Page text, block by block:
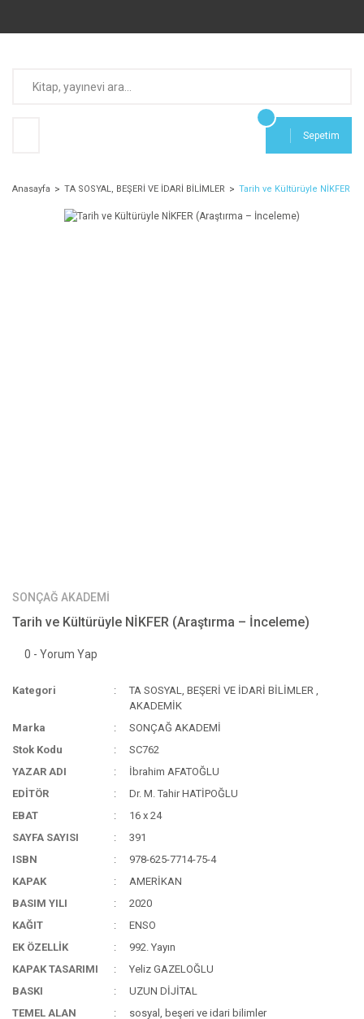
Sepetim
Anasayfa TA SOSYAL, BEŞERİ VE İDARİ BİLİMLER Tarih ve Kültürüyle NİKFER
SONÇAĞ AKADEMİ
Tarih ve Kültürüyle NİKFER (Araştırma – İnceleme)
0 - Yorum Yap
Kategori TA SOSYAL, BEŞERİ VE İDARİ BİLİMLER ,
AKADEMİK
Marka
SONÇAĞ AKADEMİ
Stok Kodu
SC762
YAZAR ADI
İbrahim AFATOĞLU
EDİTÖR
Dr. M. Tahir HATİPOĞLU
EBAT
16 x 24
SAYFA SAYISI
391
ISBN
978-625-7714-75-4
KAPAK
AMERİKAN
BASIM YILI
2020
KAĞIT
ENSO
EK ÖZELLİK
992. Yayın
KAPAK TASARIMI
Yeliz GAZELOĞLU
BASKI
UZUN DİJİTAL
TEMEL ALAN
sosyal, beşeri ve idari bilimler